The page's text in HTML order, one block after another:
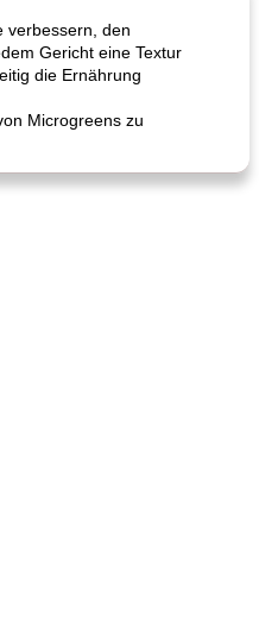
verbessern, den
Gericht eine Textur
die Ernährung
Microgreens zu